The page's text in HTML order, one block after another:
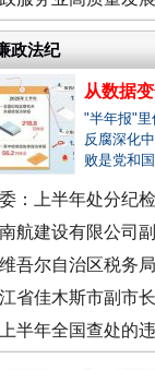
政法纪
从数据
"半年报"里
反腐深化
败是党和
：上半年处分纪
航建设有限公司
吾尔自治区税务
省佳木斯市副市
半年全国查处的
.中
.中
.中
.中